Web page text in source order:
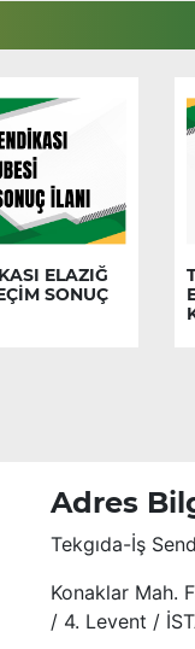
ELAZIĞ
SONUÇ
Adres
Tekgıda-İş
Konaklar Mah.
/ 4. Levent /